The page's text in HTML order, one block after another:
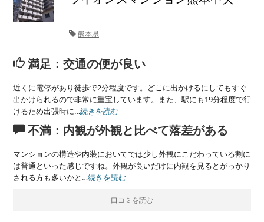
熊本県
満足：交通の便が良い
近くに電停があり徒歩で2分程度です。どこに出かけるにしてもすぐ
出かけられるので非常に重宝しています。また、駅にも19分程度で行
けるため出張時に…続きを読む
不満：内観が外観と比べて落差がある
マンションの構造や内装においてでは少し外観にこだわっている割に
は普通といった感じですね。外観が良いだけに内観を見るとがっかり
される方も多いかと…続きを読む
口コミを読む